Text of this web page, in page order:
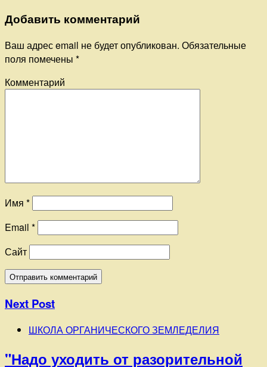
Добавить комментарий
Ваш адрес email не будет опубликован. Обязательные
поля помечены *
Комментарий
Имя *
Email *
Сайт
Next Post
ШКОЛА ОРГАНИЧЕСКОГО ЗЕМЛЕДЕЛИЯ
"Надо уходить от разорительной